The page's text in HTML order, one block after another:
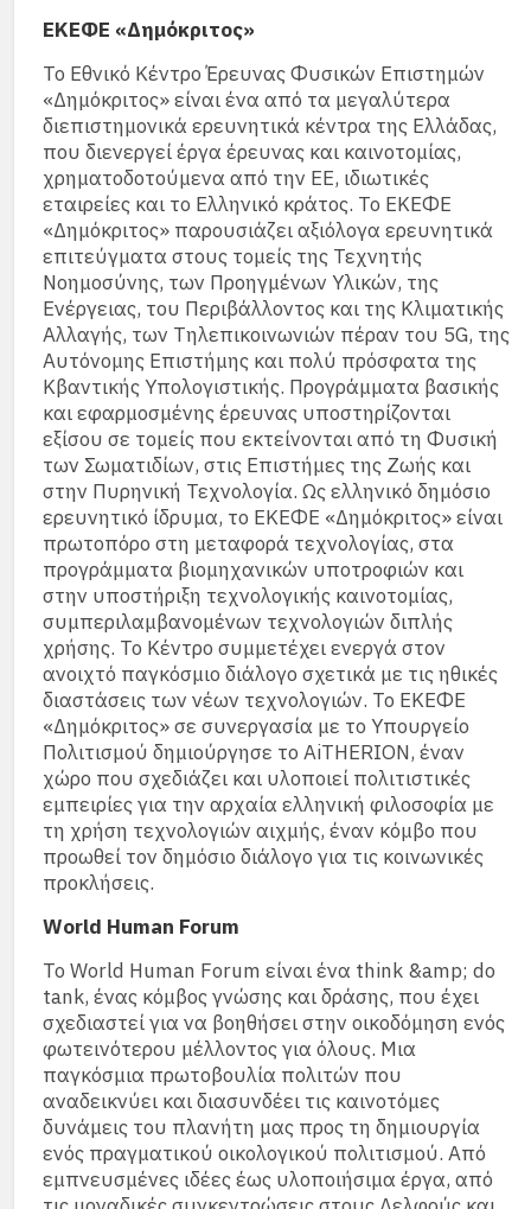
ΕΚΕΦΕ «Δημόκριτος»
Το Εθνικό Κέντρο Έρευνας Φυσικών Επιστημών
«Δημόκριτος» είναι ένα από τα μεγαλύτερα
διεπιστημονικά ερευνητικά κέντρα της Ελλάδας,
που διενεργεί έργα έρευνας και καινοτομίας,
χρηματοδοτούμενα από την ΕΕ, ιδιωτικές
εταιρείες και το Ελληνικό κράτος. Το ΕΚΕΦΕ
«Δημόκριτος» παρουσιάζει αξιόλογα ερευνητικά
επιτεύγματα στους τομείς της Τεχνητής
Νοημοσύνης, των Προηγμένων Υλικών, της
Ενέργειας, του Περιβάλλοντος και της Κλιματικής
Αλλαγής, των Τηλεπικοινωνιών πέραν του 5G, της
Αυτόνομης Επιστήμης και πολύ πρόσφατα της
Κβαντικής Υπολογιστικής. Προγράμματα βασικής
και εφαρμοσμένης έρευνας υποστηρίζονται
εξίσου σε τομείς που εκτείνονται από τη Φυσική
των Σωματιδίων, στις Επιστήμες της Ζωής και
στην Πυρηνική Τεχνολογία. Ως ελληνικό δημόσιο
ερευνητικό ίδρυμα, το ΕΚΕΦΕ «Δημόκριτος» είναι
πρωτοπόρο στη μεταφορά τεχνολογίας, στα
προγράμματα βιομηχανικών υποτροφιών και
στην υποστήριξη τεχνολογικής καινοτομίας,
συμπεριλαμβανομένων τεχνολογιών διπλής
χρήσης. Το Κέντρο συμμετέχει ενεργά στον
ανοιχτό παγκόσμιο διάλογο σχετικά με τις ηθικές
διαστάσεις των νέων τεχνολογιών. Το ΕΚΕΦΕ
«Δημόκριτος» σε συνεργασία με το Υπουργείο
Πολιτισμού δημιούργησε το AiTHERION, έναν
χώρο που σχεδιάζει και υλοποιεί πολιτιστικές
εμπειρίες για την αρχαία ελληνική φιλοσοφία με
τη χρήση τεχνολογιών αιχμής, έναν κόμβο που
προωθεί τον δημόσιο διάλογο για τις κοινωνικές
προκλήσεις.
World Human Forum
Το World Human Forum είναι ένα think &amp; do
tank, ένας κόμβος γνώσης και δράσης, που έχει
σχεδιαστεί για να βοηθήσει στην οικοδόμηση ενός
φωτεινότερου μέλλοντος για όλους. Μια
παγκόσμια πρωτοβουλία πολιτών που
αναδεικνύει και διασυνδέει τις καινοτόμες
δυνάμεις του πλανήτη μας προς τη δημιουργία
ενός πραγματικού οικολογικού πολιτισμού. Από
εμπνευσμένες ιδέες έως υλοποιήσιμα έργα, από